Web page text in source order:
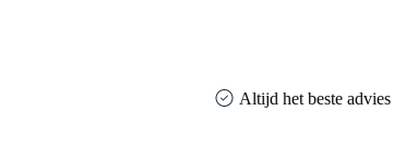
Altijd het beste advies